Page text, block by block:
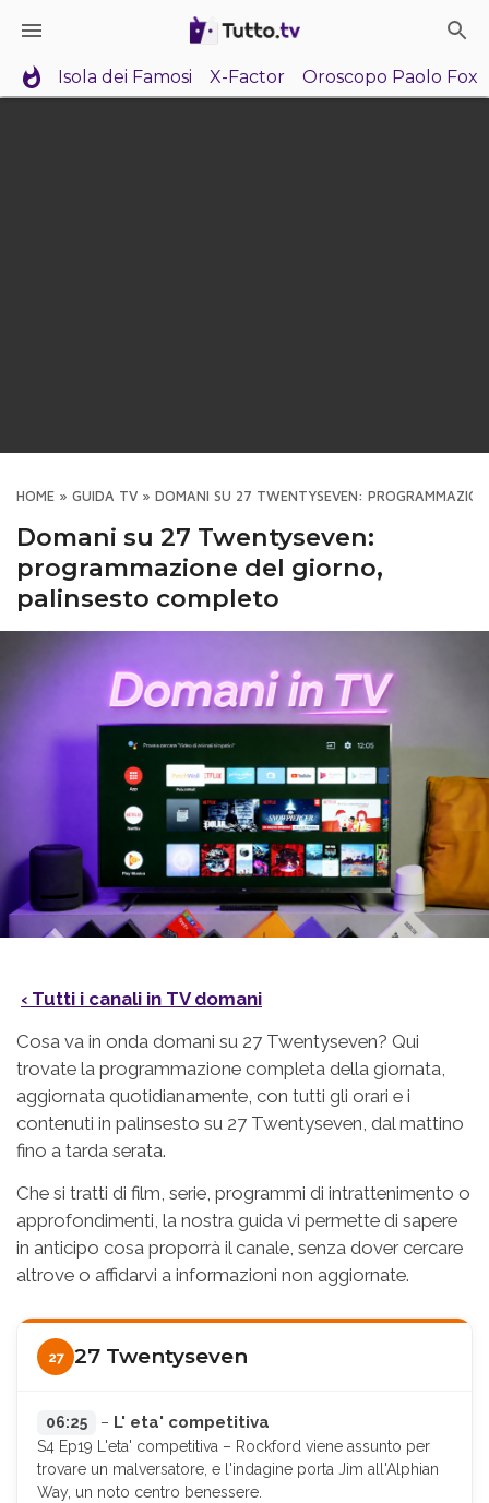
Isola dei Famosi X-Factor Oroscopo Paolo Fox
HOME » GUIDA TV » DOMANI SU 27 TWENTYSEVEN:
Domani su 27 Twentyseven:
programmazione del giorno,
palinsesto completo
‹ Tutti i canali in TV domani
Cosa va in onda domani su 27 Twentyseven? Qui
trovate la programmazione completa della giornata,
aggiornata quotidianamente, con tutti gli orari e i
contenuti in palinsesto su 27 Twentyseven, dal mattino
fino a tarda serata.
Che si tratti di film, serie, programmi di intrattenimento o
approfondimenti, la nostra guida vi permette di sapere
in anticipo cosa proporrà il canale, senza dover cercare
altrove o affidarvi a informazioni non aggiornate.
27 27 Twentyseven
06:25 – L' eta' competitiva
S4 Ep19 L'eta' competitiva – Rockford viene assunto per
trovare un malversatore, e l'indagine porta Jim all'Alphian
Way, un noto centro benessere.